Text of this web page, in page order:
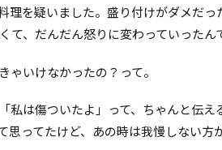
理を疑いました。盛り付けがダメだ
、だんだん怒りに変わっていったん
ゃいけなかったの？って。
私は傷ついたよ」って、ちゃんと伝え
思ってたけど、あの時は我慢しない方